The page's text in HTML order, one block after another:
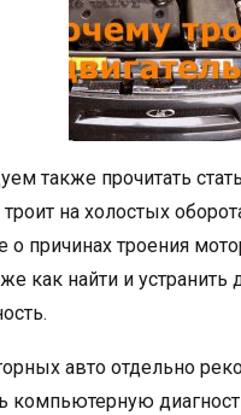
также прочитать
на холостых
о причинах троения
как найти и устранить
авто отдельно
компьютерную